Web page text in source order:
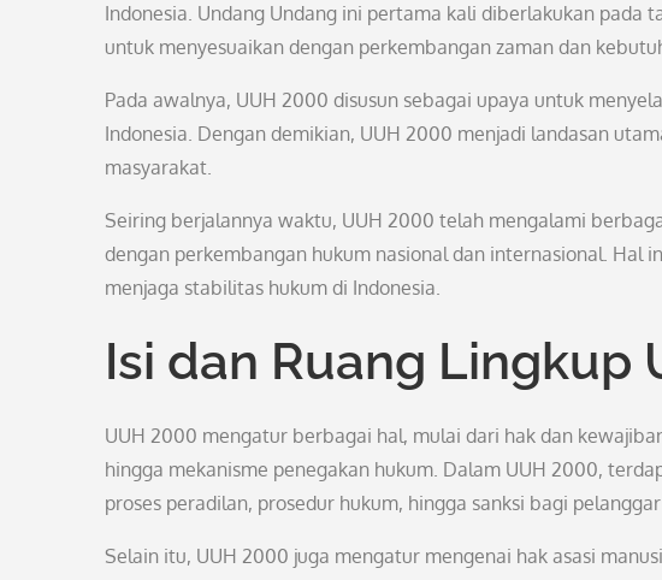
Indonesia. Undang Undang ini pertama kali diberlakukan
untuk menyesuaikan dengan perkembangan zaman dan
Pada awalnya, UUH 2000 disusun sebagai upaya untuk
Indonesia. Dengan demikian, UUH 2000 menjadi landasan
masyarakat.
Seiring berjalannya waktu, UUH 2000 telah mengalami
dengan perkembangan hukum nasional dan internasional. Hal
menjaga stabilitas hukum di Indonesia.
Isi dan Ruang Lingkup
UUH 2000 mengatur berbagai hal, mulai dari hak dan
hingga mekanisme penegakan hukum. Dalam UUH 2000,
proses peradilan, prosedur hukum, hingga sanksi bagi
Selain itu, UUH 2000 juga mengatur mengenai hak asasi